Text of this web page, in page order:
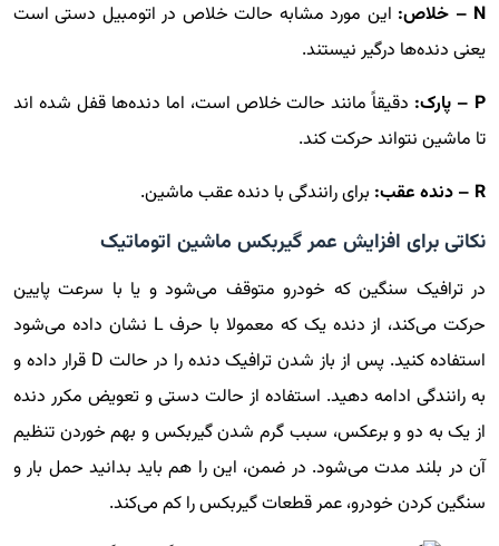
N – خلاص:
این مورد مشابه حالت خلاص در اتومبیل دستی است
یعنی دنده‌ها درگیر نیستند.
P – پارک:
دقیقاً مانند حالت خلاص است، اما دنده‌ها قفل شده اند
تا ماشین نتواند حرکت کند.
R – دنده عقب:
برای رانندگی با دنده عقب ماشین.
نکاتی برای افزایش عمر گیربکس ماشین اتوماتیک
در ترافیک سنگین که خودرو متوقف می‌شود و یا با سرعت پایین
حرکت می‌کند، از دنده یک که معمولا با حرف L نشان داده می‌شود
استفاده کنید. پس از باز شدن ترافیک دنده را در حالت D قرار داده و
به رانندگی ادامه دهید. استفاده از حالت دستی و تعویض مکرر دنده
از یک به دو و برعکس، سبب گرم شدن گیربکس و بهم خوردن تنظیم
آن در بلند مدت می‌شود. در ضمن، این را هم باید بدانید حمل بار و
سنگین کردن خودرو، عمر قطعات گیربکس را کم می‌کند.